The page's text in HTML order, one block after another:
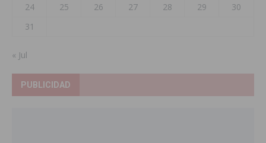
24
25 26 27 28 29
30
31
« Jul
PUBLICIDAD